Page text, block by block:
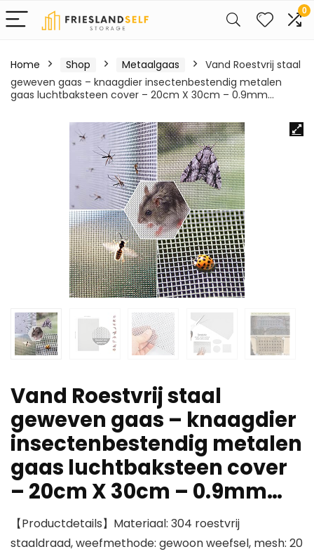
0
Home Shop Metaalgaas
Vand Roestvrij staal
geweven gaas – knaagdier insectenbestendig metalen
gaas luchtbaksteen cover – 20cm X 30cm – 0.9mm…
Vand Roestvrij staal
geweven gaas – knaagdier
insectenbestendig metalen
gaas luchtbaksteen cover
– 20cm X 30cm – 0.9mm…
【Productdetails】Materiaal: 304 roestvrij
staaldraad, weefmethode: gewoon weefsel, mesh: 20